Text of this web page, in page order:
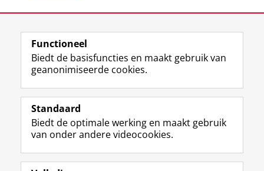
View this page in:English
Volg ons op
M
a
t
o
o
I
n
t
r
De UB voor medewerkers
Functioneel
Biedt de basisfuncties en maakt gebruik van
geanonimiseerde cookies.
Standaard
Biedt de optimale werking en maakt gebruik
van onder andere videocookies.